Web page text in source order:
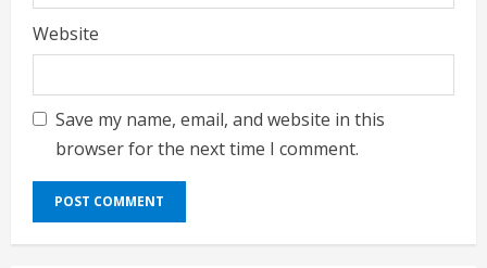
Website
Save my name, email, and website in this
browser for the next time I comment.